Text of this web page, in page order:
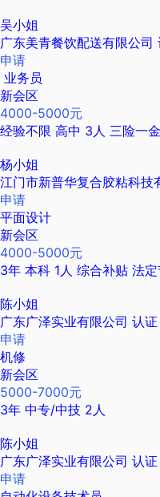
吴小姐
广东美青餐饮配送有限公司
申请
业务员
新会区
4000-5000元
经验不限 高中 3人 三险一金
杨小姐
江门市新普华复合胶粘科技
申请
平面设计
新会区
4000-5000元
3年 本科 1人 综合补贴 法定
陈小姐
广东广泽实业有限公司 认证
申请
机修
新会区
5000-7000元
3年 中专/中技 2人
陈小姐
广东广泽实业有限公司 认证
申请